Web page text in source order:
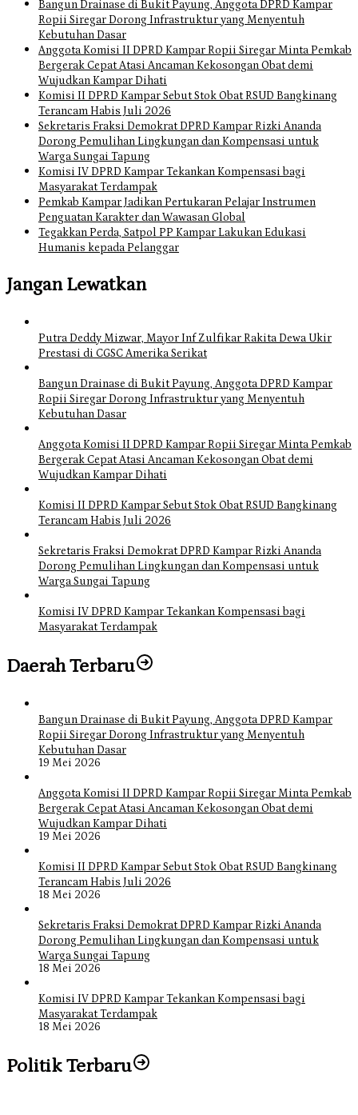
Bangun Drainase di Bukit Payung, Anggota DPRD Kampar
Ropii Siregar Dorong Infrastruktur yang Menyentuh
Kebutuhan Dasar
Anggota Komisi II DPRD Kampar Ropii Siregar Minta Pemkab
Bergerak Cepat Atasi Ancaman Kekosongan Obat demi
Wujudkan Kampar Dihati
Komisi II DPRD Kampar Sebut Stok Obat RSUD Bangkinang
Terancam Habis Juli 2026
Sekretaris Fraksi Demokrat DPRD Kampar Rizki Ananda
Dorong Pemulihan Lingkungan dan Kompensasi untuk
Warga Sungai Tapung
Komisi IV DPRD Kampar Tekankan Kompensasi bagi
Masyarakat Terdampak
Pemkab Kampar Jadikan Pertukaran Pelajar Instrumen
Penguatan Karakter dan Wawasan Global
Tegakkan Perda, Satpol PP Kampar Lakukan Edukasi
Humanis kepada Pelanggar
Jangan Lewatkan
Putra Deddy Mizwar, Mayor Inf Zulfikar Rakita Dewa Ukir
Prestasi di CGSC Amerika Serikat
Bangun Drainase di Bukit Payung, Anggota DPRD Kampar
Ropii Siregar Dorong Infrastruktur yang Menyentuh
Kebutuhan Dasar
Anggota Komisi II DPRD Kampar Ropii Siregar Minta Pemkab
Bergerak Cepat Atasi Ancaman Kekosongan Obat demi
Wujudkan Kampar Dihati
Komisi II DPRD Kampar Sebut Stok Obat RSUD Bangkinang
Terancam Habis Juli 2026
Sekretaris Fraksi Demokrat DPRD Kampar Rizki Ananda
Dorong Pemulihan Lingkungan dan Kompensasi untuk
Warga Sungai Tapung
Komisi IV DPRD Kampar Tekankan Kompensasi bagi
Masyarakat Terdampak
Daerah Terbaru
Bangun Drainase di Bukit Payung, Anggota DPRD Kampar
Ropii Siregar Dorong Infrastruktur yang Menyentuh
Kebutuhan Dasar
19 Mei 2026
Anggota Komisi II DPRD Kampar Ropii Siregar Minta Pemkab
Bergerak Cepat Atasi Ancaman Kekosongan Obat demi
Wujudkan Kampar Dihati
19 Mei 2026
Komisi II DPRD Kampar Sebut Stok Obat RSUD Bangkinang
Terancam Habis Juli 2026
18 Mei 2026
Sekretaris Fraksi Demokrat DPRD Kampar Rizki Ananda
Dorong Pemulihan Lingkungan dan Kompensasi untuk
Warga Sungai Tapung
18 Mei 2026
Komisi IV DPRD Kampar Tekankan Kompensasi bagi
Masyarakat Terdampak
18 Mei 2026
Politik Terbaru